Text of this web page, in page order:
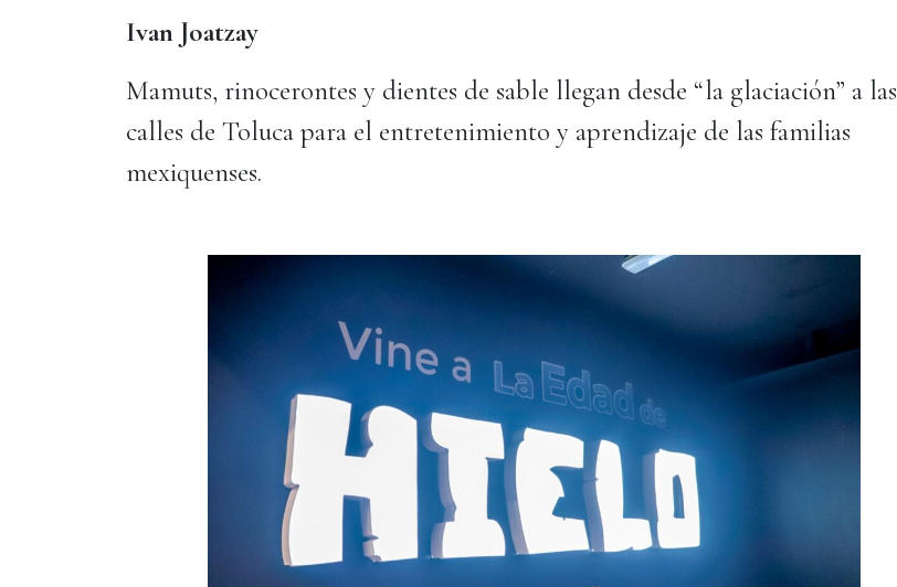
Ivan Joatzay
Mamuts, rinocerontes y dientes de sable llegan desde “la glaciación” a las
calles de Toluca para el entretenimiento y aprendizaje de las familias
mexiquenses.